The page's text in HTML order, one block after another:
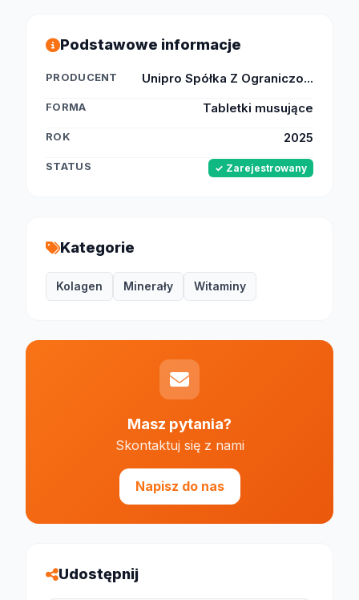
Podstawowe informacje
PRODUCENT Unipro Spółka Z Ograniczo...
FORMA Tabletki musujące
ROK 2025
STATUS ✓ Zarejestrowany
Kategorie
Kolagen Minerały Witaminy
Masz pytania?
Skontaktuj się z nami
Napisz do nas
Udostępnij